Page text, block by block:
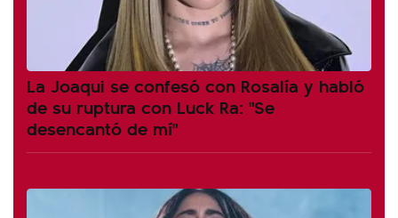
La Joaqui se confesó con Rosalía y habló
de su ruptura con Luck Ra: "Se
desencantó de mí"